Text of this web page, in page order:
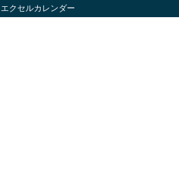
エクセルカレンダー